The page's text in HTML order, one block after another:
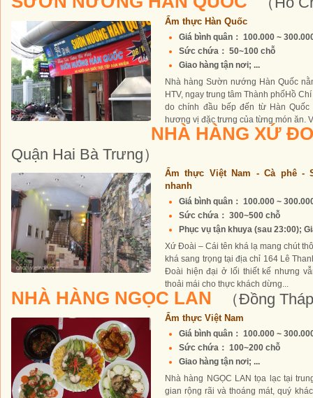
Ẩm thực Hàn Quốc
Giá bình quân： 100.000 ~
Sức chứa： 50~100 chỗ
Giao hàng tận nơi; ...
Nhà hàng Sườn nướng Hàn Quốc
HTV, ngay trung tâm Thành phốHồ
do chính đầu bếp đến từ Hàn
hương vị đặc trưng của từng món ăn.
NHÀ HÀNG XỨ
Quận Hai Bà Trưng）
Ẩm thực Việt Nam - Cà phê -
nhanh
Giá bình quân： 100.000 ~
Sức chứa： 300~500 chỗ
Phục vụ tận khuya (sau 23:00);
Xứ Đoài – Cái tên khá lạ mang chút
khá sang trọng tại địa chỉ 164 Lê
Đoài hiện đại ở lối thiết kế nhưng
thoải mái cho thực khách dừng...
NHÀ HÀNG NGỌC LAN （Đồng
Ẩm thực Việt Nam
Giá bình quân： 100.000 ~
Sức chứa： 100~200 chỗ
Giao hàng tận nơi; ...
Nhà hàng NGỌC LAN tọa lạc tại
gian rộng rãi và thoáng mát, quý